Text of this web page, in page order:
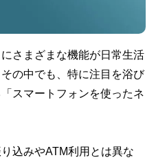
さまざまな機能が日常生活
の中でも、特に注目を浴び
スマートフォンを使ったネ
込みやATM利用とは異な